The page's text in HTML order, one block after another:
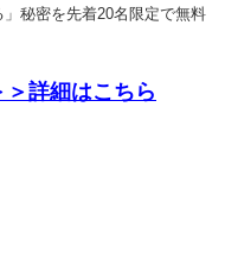
秘密を先着20名限定で無料
＞詳細はこちら